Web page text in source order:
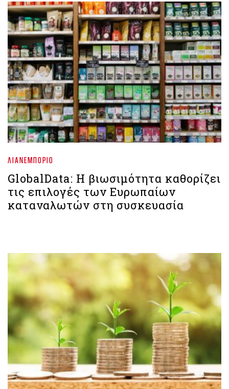
ΛΙΑΝΕΜΠΌΡΙΟ
GlobalData: Η βιωσιμότητα καθορίζει
τις επιλογές των Ευρωπαίων
καταναλωτών στη συσκευασία